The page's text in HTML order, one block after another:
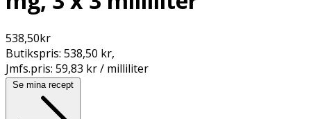
538,50kr
Butikspris: 538,50 kr,
Jmfs.pris: 59,83 kr / milliliter
Se mina recept